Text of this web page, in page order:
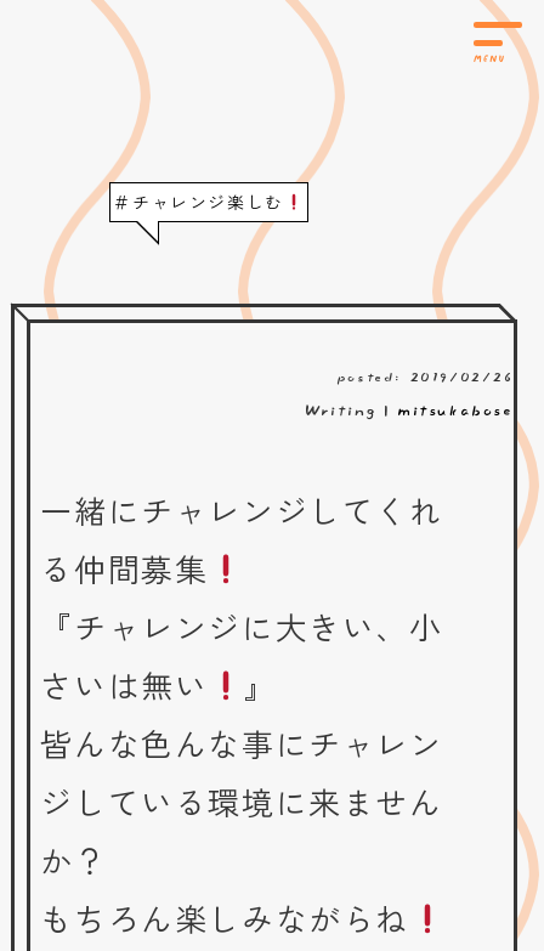
＃チャレンジ楽しむ
posted: 2019/02/26
Writing | mitsukabose
一緒にチャレンジしてくれ
る仲間募集
『チャレンジに大きい、小
さいは無い
』
皆んな色んな事にチャレン
ジしている環境に来ません
か？
もちろん楽しみながらね